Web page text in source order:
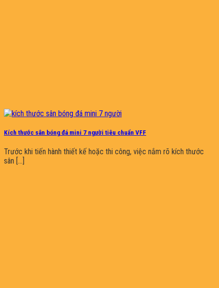
Kích thước sân bóng đá mini 7 người tiêu chuẩn VFF
Trước khi tiến hành thiết kế hoặc thi công, việc nắm rõ kích thước
sân [...]